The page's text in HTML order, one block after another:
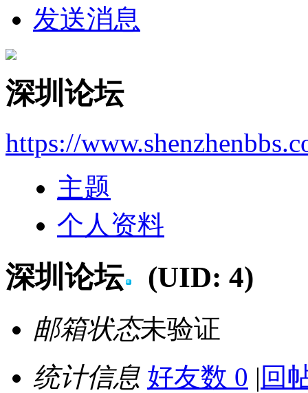
发送消息
深圳论坛
https://
主题
个人资料
深圳论坛 (UID: 4)
邮箱状态未验证
统计信息 好友数 0 | 回